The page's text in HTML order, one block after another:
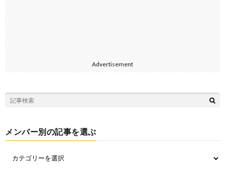
Advertisement
メンバー別の記事を選ぶ